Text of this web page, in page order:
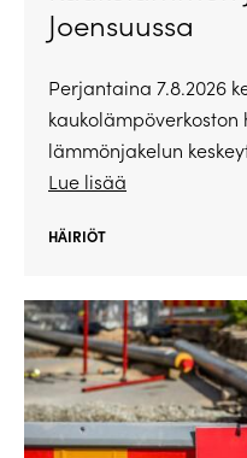
Joensuussa
Perjantaina 7.8.2026
lämmönjakelun
Lue lisää
HÄIRIÖT